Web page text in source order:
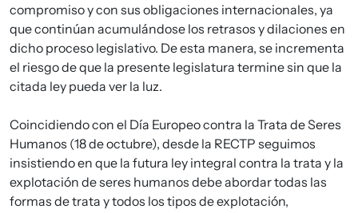
compromiso y con sus obligaciones internacionales, ya
que continúan acumulándose los retrasos y dilaciones en
dicho proceso legislativo. De esta manera, se incrementa
el riesgo de que la presente legislatura termine sin que la
citada ley pueda ver la luz.
Coincidiendo con el Día Europeo contra la Trata de Seres
Humanos (18 de octubre), desde la RECTP seguimos
insistiendo en que la futura ley integral contra la trata y la
explotación de seres humanos debe abordar todas las
formas de trata y todos los tipos de explotación,